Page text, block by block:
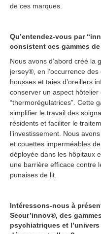
de ces marques.
Qu’entendez-vous par
consistent ces gammes
Nous avons d’abord créé la
jersey®, en l’occurrence
housses et taies d’oreillers
conserver un aspect
“thermorégulatrices”. Cette
simplifier le travail des
résidents et faciliter le
l’investissement. Nous
et couettes imperméables
déployée dans les hôpitaux
une barrière efficace contre
punaises de lit.
Intéressons-nous à
Secur’innov®, des
psychiatriques et